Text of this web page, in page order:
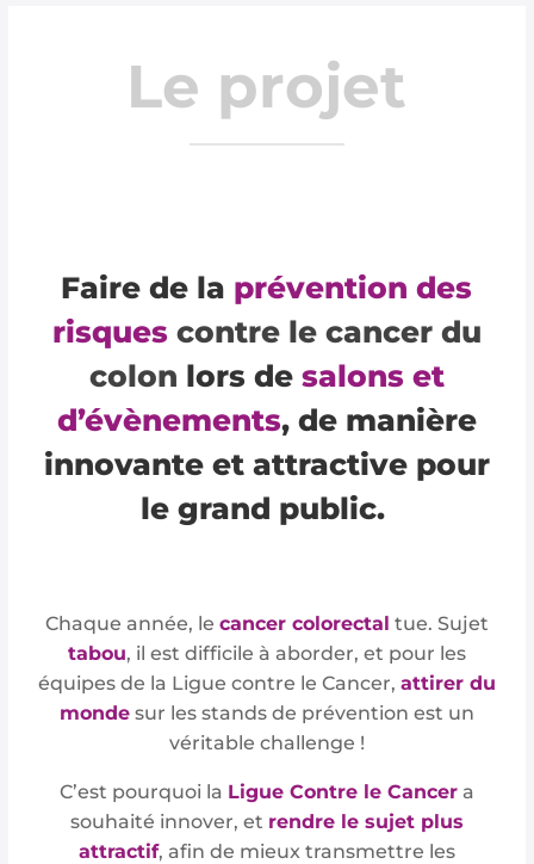
Le projet
Faire de la prévention des
risques contre le cancer du
colon lors de salons et
d’évènements, de manière
innovante et attractive pour
le grand public.
Chaque année, le cancer colorectal tue. Sujet
tabou, il est difficile à aborder, et pour les
équipes de la Ligue contre le Cancer, attirer du
mondesur les stands de prévention est un
véritable challenge !
C’est pourquoi la Ligue Contre le Cancera
souhaité innover, et rendre le sujet plus
attractif, afin de mieux transmettre les